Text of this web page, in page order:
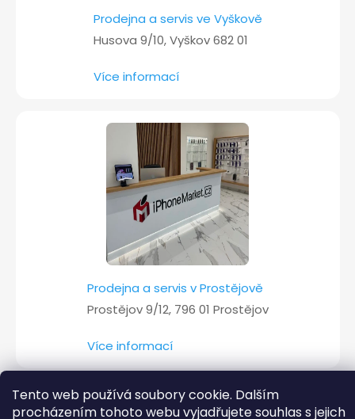
Tento web používá soubory cookie. Dalším
procházením tohoto webu vyjadřujete souhlas s jejich
Prodejna a servis ve Vyškově
Husova 9/10, Vyškov 682 01
Více informací
Prodejna a servis v Prostějově
Prostějov 9/12, 796 01 Prostějov
Více informací
Copyright 2026iPhoneMarket.cz. Všechna práva vyhrazena.